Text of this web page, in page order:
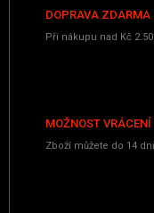
DOPRAVA ZDARMA
Při nákupu nad Kč
MOŽNOST VRÁCENÍ
Zboží můžete do 14